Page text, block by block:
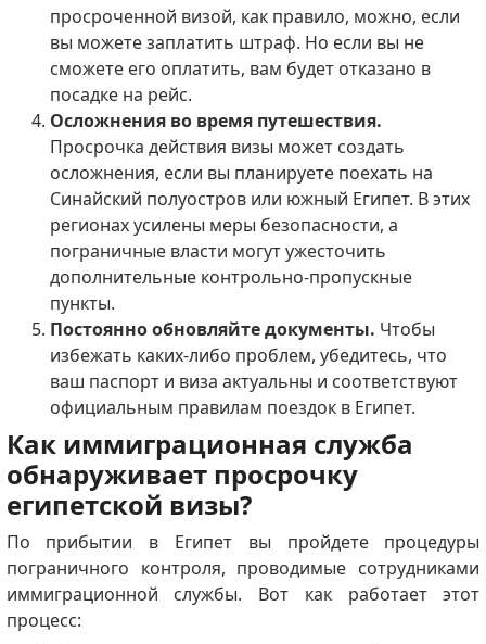
просроченной визой, как правило, можно, если
вы можете заплатить штраф. Но если вы не
сможете его оплатить, вам будет отказано в
посадке на рейс.
Осложнения во время путешествия.
Просрочка действия визы может создать
осложнения, если вы планируете поехать на
Синайский полуостров или южный Египет. В этих
регионах усилены меры безопасности, а
пограничные власти могут ужесточить
дополнительные контрольно-пропускные
пункты.
Постоянно обновляйте документы. Чтобы
избежать каких-либо проблем, убедитесь, что
ваш паспорт и виза актуальны и соответствуют
официальным правилам поездок в Египет.
Как иммиграционная служба
обнаруживает просрочку
египетской визы?
По прибытии в Египет вы пройдете процедуры
пограничного контроля, проводимые сотрудниками
иммиграционной службы. Вот как работает этот
процесс: